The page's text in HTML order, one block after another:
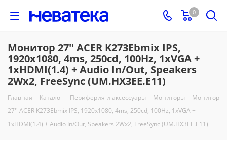
0
Монитор 27'' ACER K273Ebmix IPS,
1920x1080, 4ms, 250cd, 100Hz, 1xVGA +
1xHDMI(1.4) + Audio In/Out, Speakers
2Wx2, FreeSync (UM.HX3EE.E11)
Главная - Каталог - Периферия и аксессуары - Мониторы - Монитор
27'' ACER K273Ebmix IPS, 1920x1080, 4ms, 250cd, 100Hz, 1xVGA +
1xHDMI(1.4) + Audio In/Out, Speakers 2Wx2, FreeSync (UM.HX3EE.E11)